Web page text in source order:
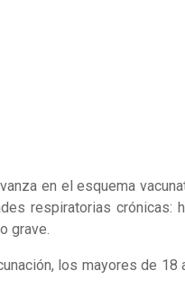
en el esquema
respiratorias crónicas:
grave.
los mayores de